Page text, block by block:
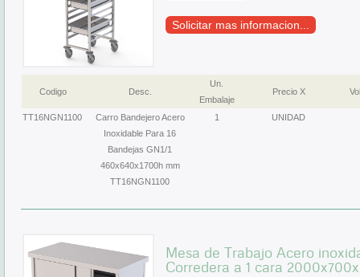
Solicitar mas informacion...
Codigo Desc.
Un.
Embalaje
Precio X
TT16NGN1100
Carro Bandejero Acero
Inoxidable Para 16
Bandejas GN1/1
460x640x1700h mm
TT16NGN1100
1 UNIDAD
Mesa de Trabajo Acero
Corredera a 1 cara